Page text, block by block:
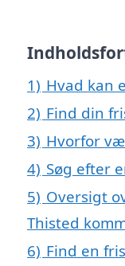
1) Hvad kan
2) Find din
3) Hvorfor
4) Søg efter
5) Oversigt
Thisted
6) Find en